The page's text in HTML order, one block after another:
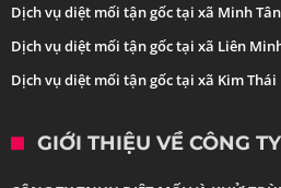
Dịch vụ diệt mối tận gốc tại xã Minh
Dịch vụ diệt mối tận gốc tại xã Liên
Dịch vụ diệt mối tận gốc tại xã Kim
GIỚI THIỆU VỀ CÔNG TY